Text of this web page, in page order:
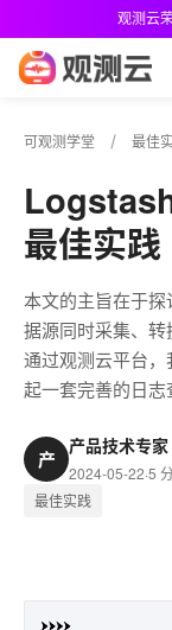
观测云
可观测学堂 最佳
最佳实践
本文的主旨在于
据源同时采集、转
通过观测云平台
起一套完善的日志
产
产品技术专
2024-05-22·5
最佳实践